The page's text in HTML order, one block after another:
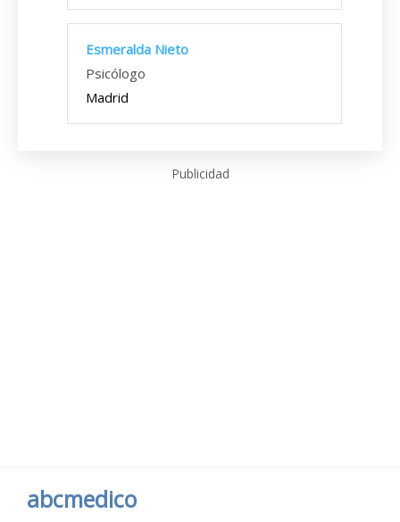
Esmeralda Nieto
Psicólogo
Madrid
Publicidad
abcmedico